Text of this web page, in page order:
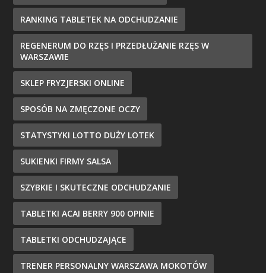
RANKING TABLETEK NA ODCHUDZANIE
REGENERUM DO RZĘS I PRZEDŁUŻANIE RZĘS W
WARSZAWIE
SKLEP FRYZJERSKI ONLINE
SPOSÓB NA ZMĘCZONE OCZY
STATYSTYKI LOTTO DUŻY LOTEK
SUKIENKI FIRMY SALSA
SZYBKIE I SKUTECZNE ODCHUDZANIE
TABLETKI ACAI BERRY 900 OPINIE
TABLETKI ODCHUDZAJĄCE
TRENER PERSONALNY WARSZAWA MOKOTÓW